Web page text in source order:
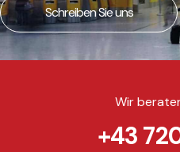
Schreiben Sie uns
Wir
+43